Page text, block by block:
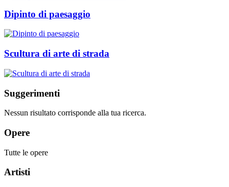
Dipinto di paesaggio
Scultura di arte di strada
Suggerimenti
Nessun risultato corrisponde alla tua ricerca.
Opere
Tutte le opere
Artisti